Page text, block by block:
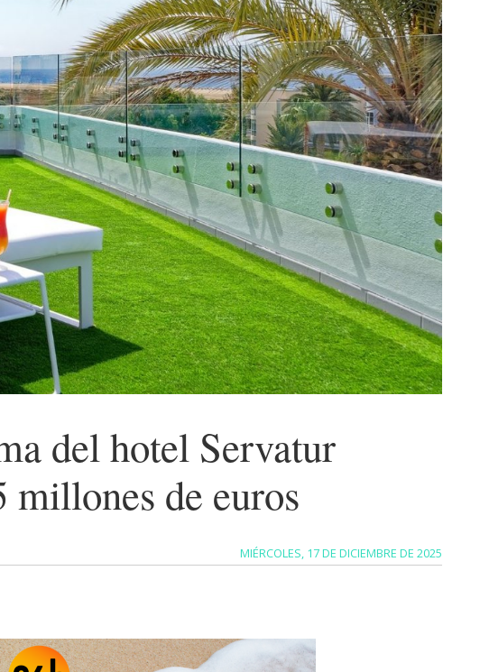
del hotel Servatur
millones de euros
MIÉRCOLES, 17 DE DICIEMBRE DE 2025